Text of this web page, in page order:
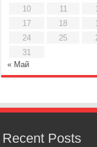
10
11
17
18
24
25
31
« Май
Recent Posts